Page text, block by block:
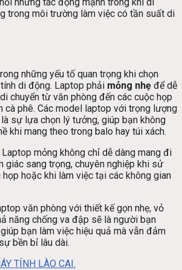
những tác động mạnh trong khi di
trong môi trường làm việc có tần suất di
những yếu tố quan trọng khi chọn
di động. Laptop phải mỏng nhẹ để dễ
chuyển từ văn phòng đến các cuộc họp
cà phê. Các model laptop với trọng lượng
là sự lựa chọn lý tưởng, giúp bạn không
khi mang theo trong balo hay túi xách.
Laptop mỏng không chỉ dễ dàng mang đi
giác sang trọng, chuyên nghiệp khi sử
hoặc khi làm việc tại các không gian
văn phòng với thiết kế gọn nhẹ, vỏ
năng chống va đập sẽ là người bạn
bạn làm việc hiệu quả mà vẫn đảm
bền bỉ lâu dài.
TÍNH LÀO CAI.